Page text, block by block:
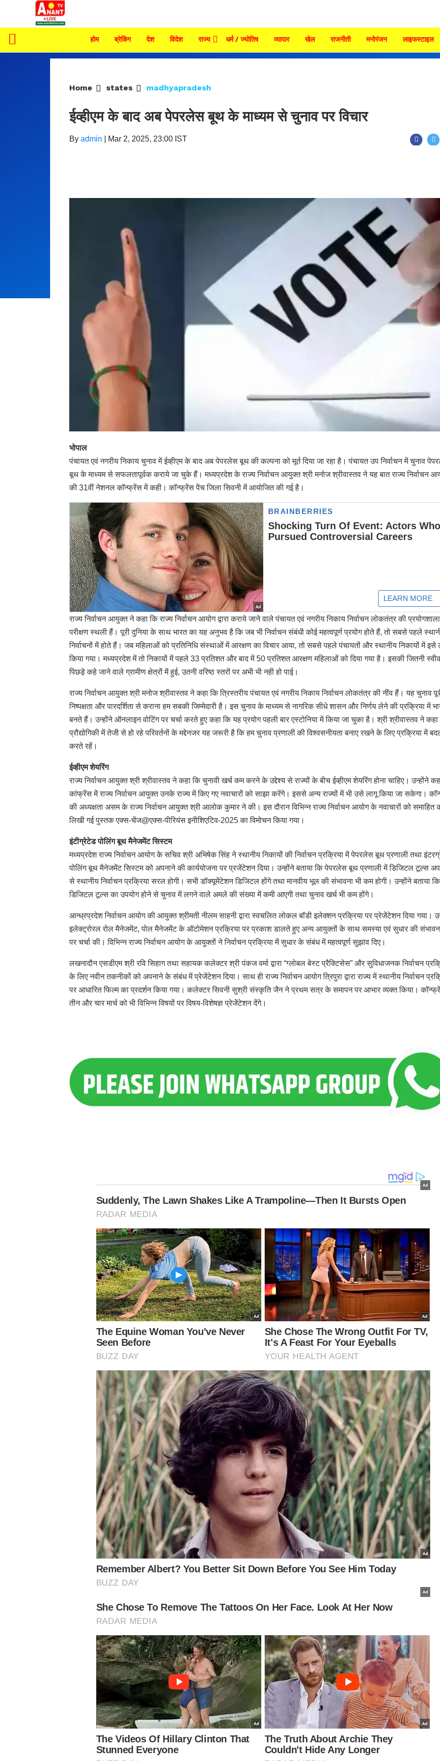
होम ब्रेकिंग देश विदेश राज्य धर्म / ज्योतिष व्यापार खेल राजनीती मनोरंजन लाइफस्टाइल
Home states madhyapradesh
ईव्हीएम के बाद अब पेपरलेस बूथ के माध्यम से चुनाव पर विचार
By admin Mar 2, 2025, 23:00 IST
भोपाल
पंचायत एवं नगरीय निकाय चुनाव में ईव्हीएम के बाद अब पेपरलेस बूथ की कल्पना को मूर्त दिया जा रहा है। पंचायत उप निर्वाचन में चुनाव
बूथ के माध्यम से सफलतापूर्वक कराये जा चुके हैं। मध्यप्रदेश के राज्य निर्वाचन आयुक्त श्री मनोज श्रीवास्तव ने यह बात राज्य निर्वाचन
की 31वीं नेशनल कॉन्फ्रेंस में कही। कॉन्फ्रेंस पेंच जिला सिवनी में आयोजित की गई है।
राज्य निर्वाचन आयुक्त ने कहा कि राज्य निर्वाचन आयोग द्वारा कराये जाने वाले पंचायत एवं नगरीय निकाय निर्वाचन लोकतंत्र की
परीक्षण स्थली हैं। पूरी दुनिया के साथ भारत का यह अनुभव है कि जब भी निर्वाचन संबंधी कोई महत्वपूर्ण प्रयोग होते हैं, तो सबसे पहले
निर्वाचनों में होते हैं। जब महिलाओं को प्रतिनिधि संस्थाओं में आरक्षण का विचार आया, तो सबसे पहले पंचायतों और स्थानीय निकायों में इसे
किया गया। मध्यप्रदेश में तो निकायों में पहले 33 प्रतिशत और बाद में 50 प्रतिशत आरक्षण महिलाओं को दिया गया है। इसकी जितनी
पिछडे़ कहे जाने वाले ग्रामीण क्षेत्रों में हुई, उतनी वरिष्ठ स्तरों पर अभी भी नही हो पाई।
राज्य निर्वाचन आयुक्त श्री मनोज श्रीवास्तव ने कहा कि त्रिस्तरीय पंचायत एवं नगरीय निकाय निर्वाचन लोकतंत्र की नींव हैं। यह चुनाव
निष्पक्षता और पारदर्शिता से कराना हम सबकी जिम्मेदारी है। इस चुनाव के माध्यम से नागरिक सीधे शासन और निर्णय लेने की प्रक्रिया में
बनते हैं। उन्होंने ऑनलाइन वोटिंग पर चर्चा करते हुए कहा कि यह प्रयोग पहली बार एस्टोनिया में किया जा चुका है। श्री श्रीवास्तव ने कहा
प्रौद्योगिकी में तेजी से हो रहे परिवर्तनों के मद्देनजर यह जरूरी है कि हम चुनाव प्रणाली की विश्वसनीयता बनाए रखने के लिए प्रक्रिया में
करते रहें।
ईव्हीएम शेयरिंग
राज्य निर्वाचन आयुक्त श्री श्रीवास्तव ने कहा कि चुनावी खर्च कम करने के उद्देश्य से राज्यों के बीच ईव्हीएम शेयरिंग होना चाहिए। उन्होंने
कांफ्रेंस में राज्य निर्वाचन आयुक्त उनके राज्य में किए गए नवाचारों को साझा करेंगे। इससे अन्य राज्यों में भी उसे लागू किया जा सकेगा।
की अध्यक्षता असम के राज्य निर्वाचन आयुक्त श्री आलोक कुमार ने की। इस दौरान विभिन्न राज्य निर्वाचन आयोग के नवाचारों को समाहित
लिखी गई पुस्तक एक्स-चेंज@एक्स-पीरियंस इनीशिएटिव-2025 का विमोचन किया गया।
इंटीग्रेटेड पोलिंग बूथ मैनेजमेंट सिस्टम
मध्यप्रदेश राज्य निर्वाचन आयोग के सचिव श्री अभिषेक सिंह ने स्थानीय निकायों की निर्वाचन प्रक्रिया में पेपरलेस बूथ प्रणाली तथा
पोलिंग बूथ मैनेजमेंट सिस्टम को अपनाने की कार्ययोजना पर प्रजेंटेशन दिया। उन्होंने बताया कि पेपरलेस बूथ प्रणाली में डिजिटल टूल्स
से स्थानीय निर्वाचन प्रक्रिया सरल होगी। सभी डॉक्यूमेंटेशन डिजिटल होंगे तथा मानवीय भूल की संभावना भी कम होगी। उन्होंने बताया कि
डिजिटल टूल्स का उपयोग होने से चुनाव में लगने वाले अमले की संख्या में कमी आएगी तथा चुनाव खर्च भी कम होंगे।
आन्ध्रप्रदेश निर्वाचन आयोग की आयुक्त श्रीमती नीलम साहनी द्वारा स्वचलित लोकल बॉडी इलेक्शन प्रक्रिया पर प्रेजेंटेशन दिया गया।
इलेक्ट्रोरल रोल मैनेजमेंट, पोल मैनेजमेंट के ऑटोमेशन प्रक्रिया पर प्रकाश डालते हुए अन्य आयुक्तों के साथ समस्या एवं सुधार की
पर चर्चा की। विभिन्न राज्य निर्वाचन आयोग के आयुक्तों ने निर्वाचन प्रक्रिया में सुधार के संबंध में महत्वपूर्ण सुझाव दिए।
लखनादौन एसडीएम श्री रवि सिहाग तथा सहायक कलेक्टर श्री पंकज वर्मा द्वारा “ग्लोबल बेस्ट प्रैक्टिसेस” और सुविधाजनक निर्वाचन
के लिए नवीन तकनीकों को अपनाने के संबंध में प्रेजेंटेशन दिया। साथ ही राज्य निर्वाचन आयोग त्रिपुरा द्वारा राज्य में स्थानीय निर्वाचन
पर आधारित फिल्म का प्रदर्शन किया गया। कलेक्टर सिवनी सुश्री संस्कृति जैन ने प्रथम सत्र के समापन पर आभार व्यक्त किया।
तीन और चार मार्च को भी विभिन्न विषयों पर विषय-विशेषज्ञ प्रेजेंटेशन देंगे।